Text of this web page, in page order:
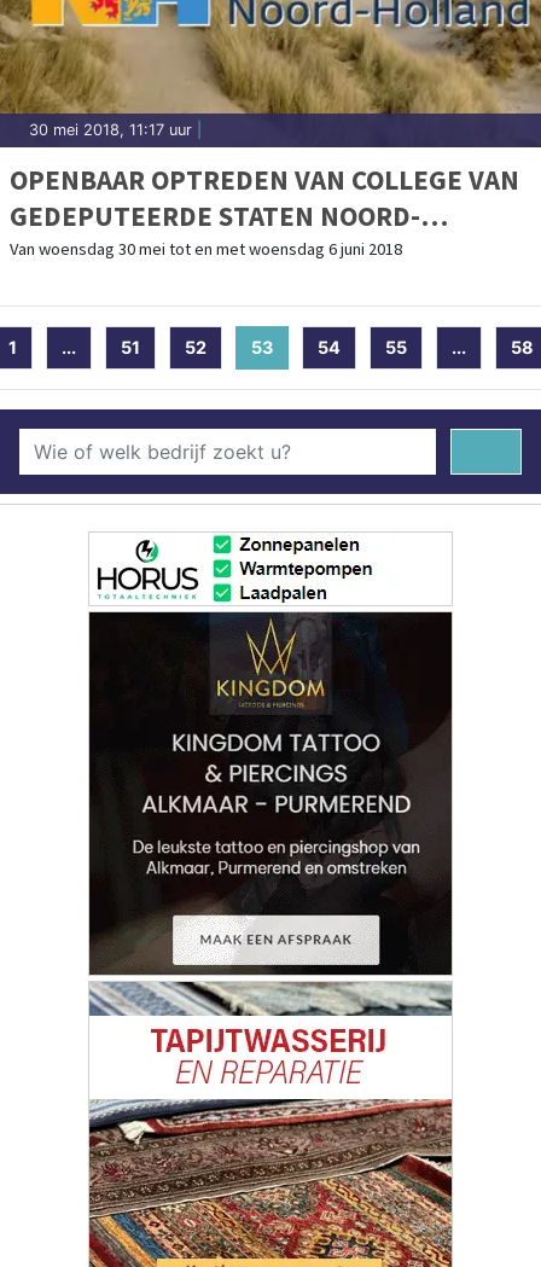
30 mei 2018, 11:17 uur
OPENBAAR OPTREDEN VAN COLLEGE VAN
GEDEPUTEERDE STATEN NOORD-
HOLLAND
Van woensdag 30 mei tot en met woensdag 6 juni 2018
1 ... 51 52 53(current)
54 55 ... 58